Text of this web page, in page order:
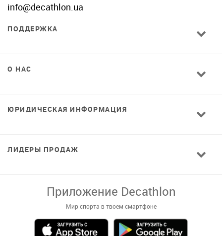
info@decathlon.ua
ПОДДЕРЖКА
О НАС
ЮРИДИЧЕСКАЯ ИНФОРМАЦИЯ
ЛИДЕРЫ ПРОДАЖ
Завантажуй додаток!
Комфортні покупки, ексклюзивні
пропозиції і зручний каталог в твоєму телефоні